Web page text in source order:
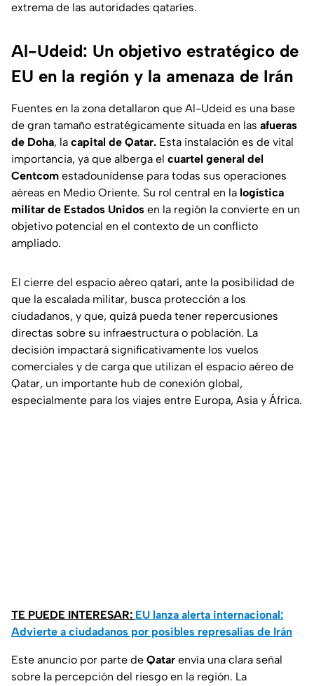
extrema de las autoridades qataríes.
Al-Udeid: Un objetivo estratégico de
EU en la región y la amenaza de Irán
Fuentes en la zona detallaron que Al-Udeid es una base
de gran tamaño estratégicamente situada en las afueras
de Doha, la capital de Qatar. Esta instalación es de vital
importancia, ya que alberga el cuartel general del
Centcom estadounidense para todas sus operaciones
aéreas en Medio Oriente. Su rol central en la logística
militar de Estados Unidos en la región la convierte en un
objetivo potencial en el contexto de un conflicto
ampliado.
El cierre del espacio aéreo qatarí, ante la posibilidad de
que la escalada militar, busca protección a los
ciudadanos, y que, quizá pueda tener repercusiones
directas sobre su infraestructura o población. La
decisión impactará significativamente los vuelos
comerciales y de carga que utilizan el espacio aéreo de
Qatar, un importante hub de conexión global,
especialmente para los viajes entre Europa, Asia y África.
TE PUEDE INTERESAR: EU lanza alerta internacional:
Advierte a ciudadanos por posibles represalias de Irán
Este anuncio por parte de Qatar envía una clara señal
sobre la percepción del riesgo en la región. La